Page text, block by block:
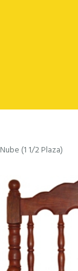
Nube (1 1/2 Plaza)